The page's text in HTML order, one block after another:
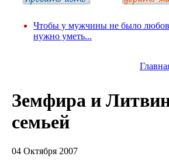
Чтобы у мужчины не было
нужно уметь...
Земфира и
семьей
04 Октября 2007